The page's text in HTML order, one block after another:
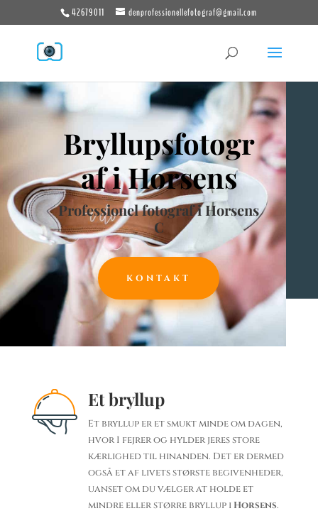
42679011 denprofessionellefotograf@gmail.com
Bryllupsfotogr
af i Horsens
Professionel fotograf i Horsens
C
KONTAKT
Et bryllup
Et bryllup er et smukt minde om dagen,
hvor I fejrer og hylder jeres store
kærlighed til hinanden. Det er dermed
også et af livets største begivenheder,
uanset om du vælger at holde et
mindre eller større bryllup i Horsens.